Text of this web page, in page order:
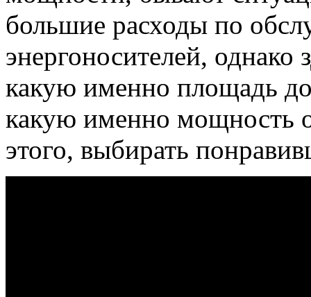
большие расходы по
энергоносителей, однако
какую именно площадь
какую именно мощность
этого, выбирать